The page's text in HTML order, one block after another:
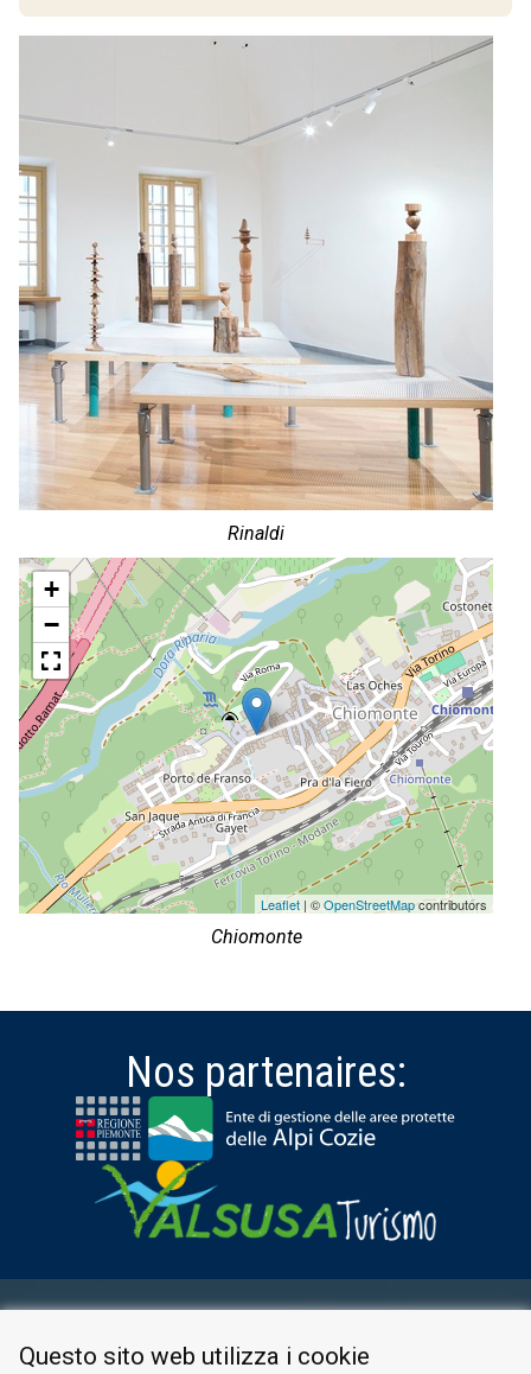
Rinaldi
+
−
Leaflet | ©OpenStreetMapcontributors
Chiomonte
Nos partenaires:
PRIVACY POLICY
Questo sito web utilizza i cookie